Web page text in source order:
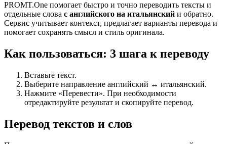
PROMT.One помогает быстро и точно переводить тексты и
отдельные слова с английского на итальянский и обратно.
Сервис учитывает контекст, предлагает варианты перевода и
помогает сохранять смысл и стиль оригинала.
Как пользоваться: 3 шага к переводу
Вставьте текст.
Выберите направление английский ↔ итальянский.
Нажмите «Перевести». При необходимости
отредактируйте результат и скопируйте перевод.
Перевод текстов и слов